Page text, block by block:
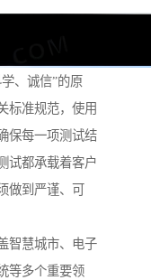
、诚信”的原
标准规范，使用
保每一项测试结
试都承载着客户
做到严谨、可
智慧城市、电子
等多个重要领